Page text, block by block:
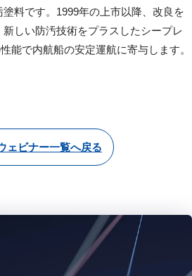
料です。1999年の上市以降、改良を
しい防汚技術をプラスしたシープレ
能で内航船の安定運航に寄与します。
ェビナー一覧へ戻る